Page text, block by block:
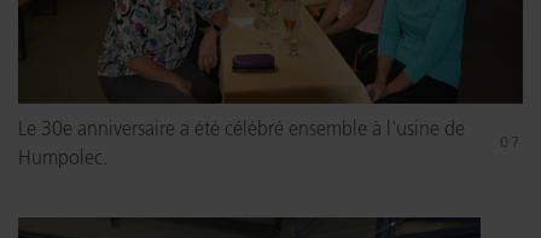
Le 30e anniversaire a été célébré ensemble à l'usine de
Humpolec.